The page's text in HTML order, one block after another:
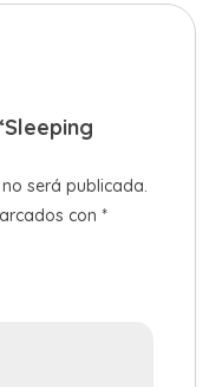
será publicada.
con *